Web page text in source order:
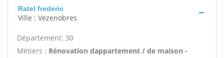
Ratel frederic
Ville : Vezenobres
Département: 30
Métiers : Rénovation dappartement / de maison -